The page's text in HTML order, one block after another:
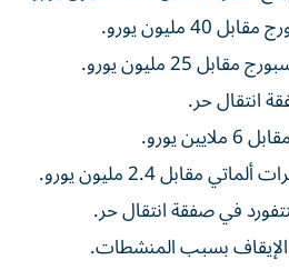
مليون يورو.
25 مليون يورو.
انتقال حر.
يورو.
مقابل 2.4 مليون يورو.
في صفقة انتقال حر.
بسبب المنشطات.